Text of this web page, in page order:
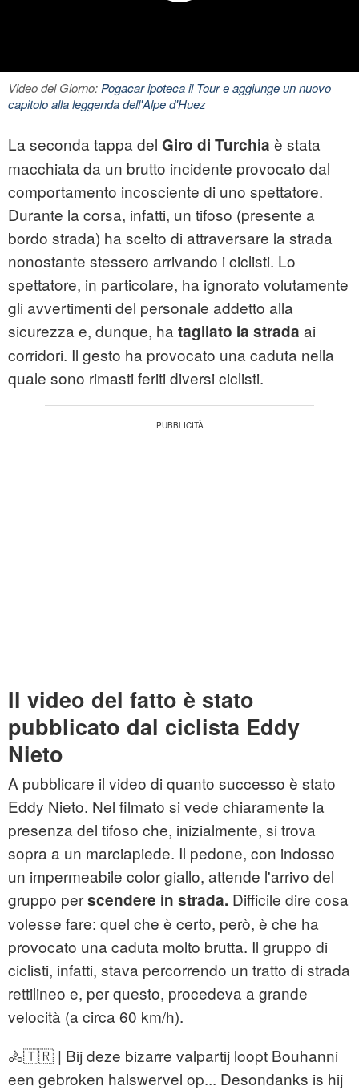
Video del Giorno:Pogacar ipoteca il Tour e aggiunge un nuovo
capitolo alla leggenda dell'Alpe d'Huez
La seconda tappa del Giro di Turchia è stata
macchiata da un brutto incidente provocato dal
comportamento incosciente di uno spettatore.
Durante la corsa, infatti, un tifoso (presente a
bordo strada) ha scelto di attraversare la strada
nonostante stessero arrivando i ciclisti. Lo
spettatore, in particolare, ha ignorato volutamente
gli avvertimenti del personale addetto alla
sicurezza e, dunque, ha tagliato la strada ai
corridori. Il gesto ha provocato una caduta nella
quale sono rimasti feriti diversi ciclisti.
Il video del fatto è stato
pubblicato dal ciclista Eddy
Nieto
A pubblicare il video di quanto successo è stato
Eddy Nieto. Nel filmato si vede chiaramente la
presenza del tifoso che, inizialmente, si trova
sopra a un marciapiede. Il pedone, con indosso
un impermeabile color giallo, attende l'arrivo del
gruppo perscendere in strada. Difficile dire cosa
volesse fare: quel che è certo, però, è che ha
provocato una caduta molto brutta. Il gruppo di
ciclisti, infatti, stava percorrendo un tratto di strada
rettilineo e, per questo, procedeva a grande
velocità (a circa 60 km/h).
🚴🇹🇷 | Bij deze bizarre valpartij loopt Bouhanni
een gebroken halswervel op... Desondanks is hij